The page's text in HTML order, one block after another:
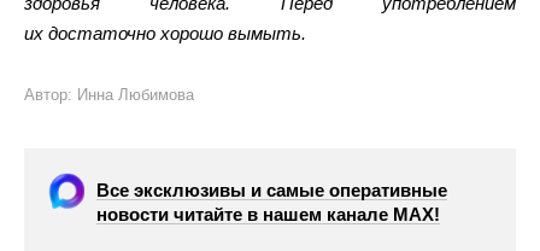
их достаточно хорошо вымыть.
Автор: Инна Любимова
Все эксклюзивы и самые оперативные
новости читайте в нашем канале МАХ!